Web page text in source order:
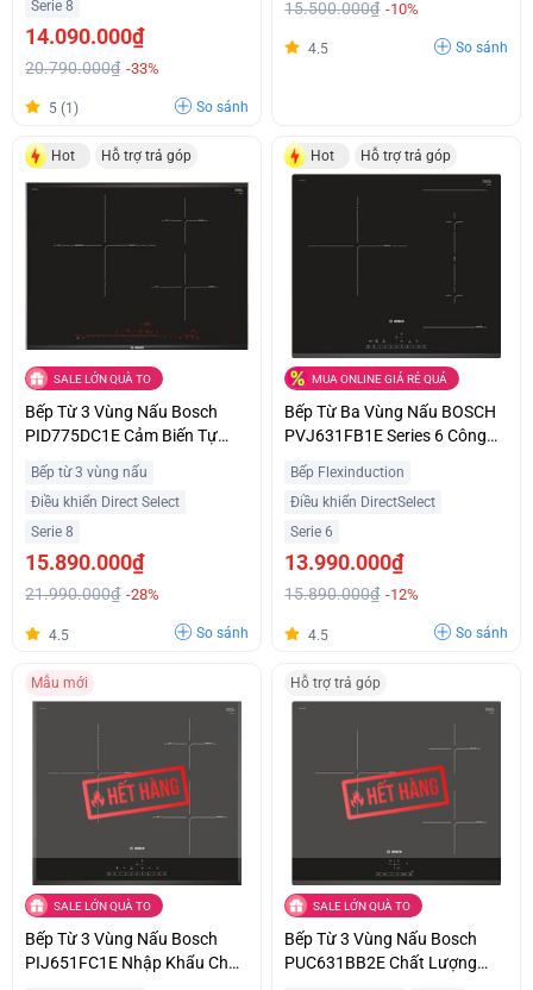
Serie 8
14.090.000₫
20.790.000₫ -33%
5 (1) So sánh
15.500.000₫ -10%
4.5 So sánh
Hot Hỗ trợ trả góp
SALE LỚN QUÀ TO
Bếp Từ 3 Vùng Nấu Bosch
PID775DC1E Cảm Biến Tự
Động Hiện Đại Ưu Đãi Tốt
Bếp từ 3 vùng nấu
Điều khiển Direct Select
Serie 8
15.890.000₫
21.990.000₫ -28%
4.5 So sánh
Hot Hỗ trợ trả góp
MUA ONLINE GIÁ RẺ QUÁ
Bếp Từ Ba Vùng Nấu BOSCH
PVJ631FB1E Series 6 Công
Suất 7400W Nhập Khẩu Châu
Âu
Bếp Flexinduction
Điều khiển DirectSelect
Serie 6
13.990.000₫
15.890.000₫ -12%
4.5 So sánh
Mẫu mới
SALE LỚN QUÀ TO
Bếp Từ 3 Vùng Nấu Bosch
PIJ651FC1E Nhập Khẩu Châu
Hỗ trợ trả góp
SALE LỚN QUÀ TO
Bếp Từ 3 Vùng Nấu Bosch
PUC631BB2E Chất Lượng